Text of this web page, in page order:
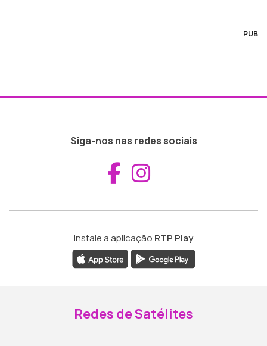
PUB
Siga-nos nas redes sociais
Aceder ao
Instale a aplicação RTP Play
Redes de Satélites